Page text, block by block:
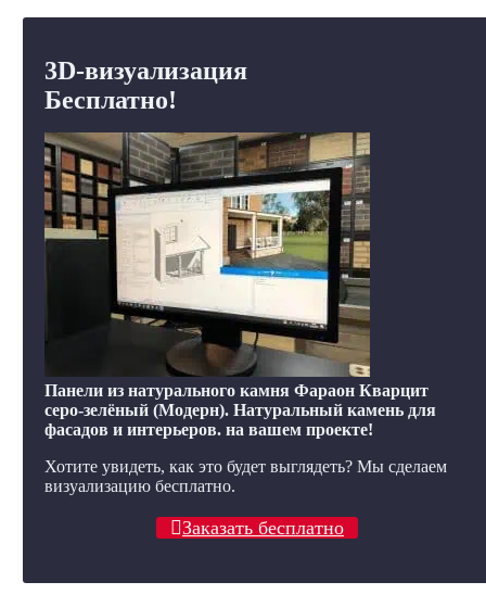
3D-визуализация
Бесплатно!
Панели из натурального камня Фараон Кварцит
серо-зелёный (Модерн). Натуральный камень для
фасадов и интерьеров. на вашем проекте!
Хотите увидеть, как это будет выглядеть? Мы сделаем
визуализацию бесплатно.
Заказать бесплатно